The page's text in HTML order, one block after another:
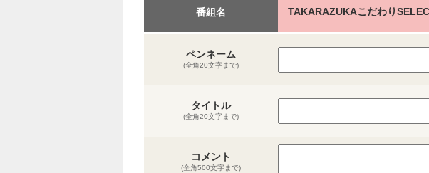
番組名 TAKARAZUKAこだわり
ペンネーム
(全角20文字まで)
タイトル
(全角20文字まで)
コメント
(全角500文字まで)